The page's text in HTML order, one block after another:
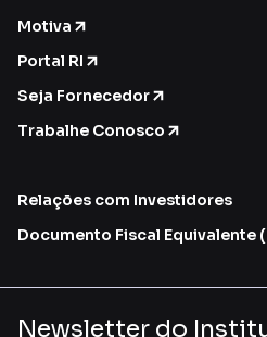
Motiva
Portal RI
Seja Fornecedor
Trabalhe Conosco
Relações com Investidores
Documento Fiscal Equivalente
Newsletter do